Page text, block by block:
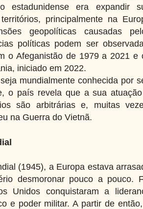
estadunidense era expandir
principalmente na
geopolíticas causadas
políticas podem ser
o Afeganistão de 1979 a 2021 e
iniciado em 2022.
mundialmente conhecida por
o país revela que a sua
são arbitrárias e, muitas
na Guerra do Vietnã.
(1945), a Europa estava
desmoronar pouco a pouco.
Unidos conquistaram a
e poder militar. A partir de